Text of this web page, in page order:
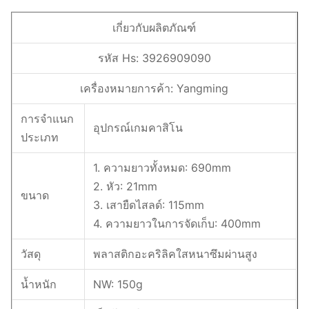
เกี่ยวกับผลิตภัณฑ์
รหัส Hs: 3926909090
เครื่องหมายการค้า: Yangming
การจำแนก
ประเภท
อุปกรณ์เกมคาสิโน
ขนาด
1. ความยาวทั้งหมด: 690mm
2. หัว: 21mm
3. เสายืดไสลด์: 115mm
4. ความยาวในการจัดเก็บ: 400mm
วัสดุ พลาสติกอะคริลิคใสหนาซึมผ่านสูง
น้ำหนัก NW: 150g